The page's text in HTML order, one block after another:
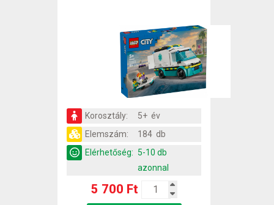
Korosztály:
5+ év
Elemszám:
184 db
Elérhetőség: 5-10 db
azonnal
5 700 Ft